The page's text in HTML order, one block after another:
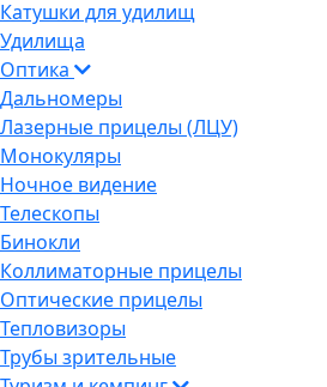
Катушки для удилищ
Удилища
Оптика
Дальномеры
Лазерные прицелы (ЛЦУ)
Монокуляры
Ночное видение
Телескопы
Бинокли
Коллиматорные прицелы
Оптические прицелы
Тепловизоры
Трубы зрительные